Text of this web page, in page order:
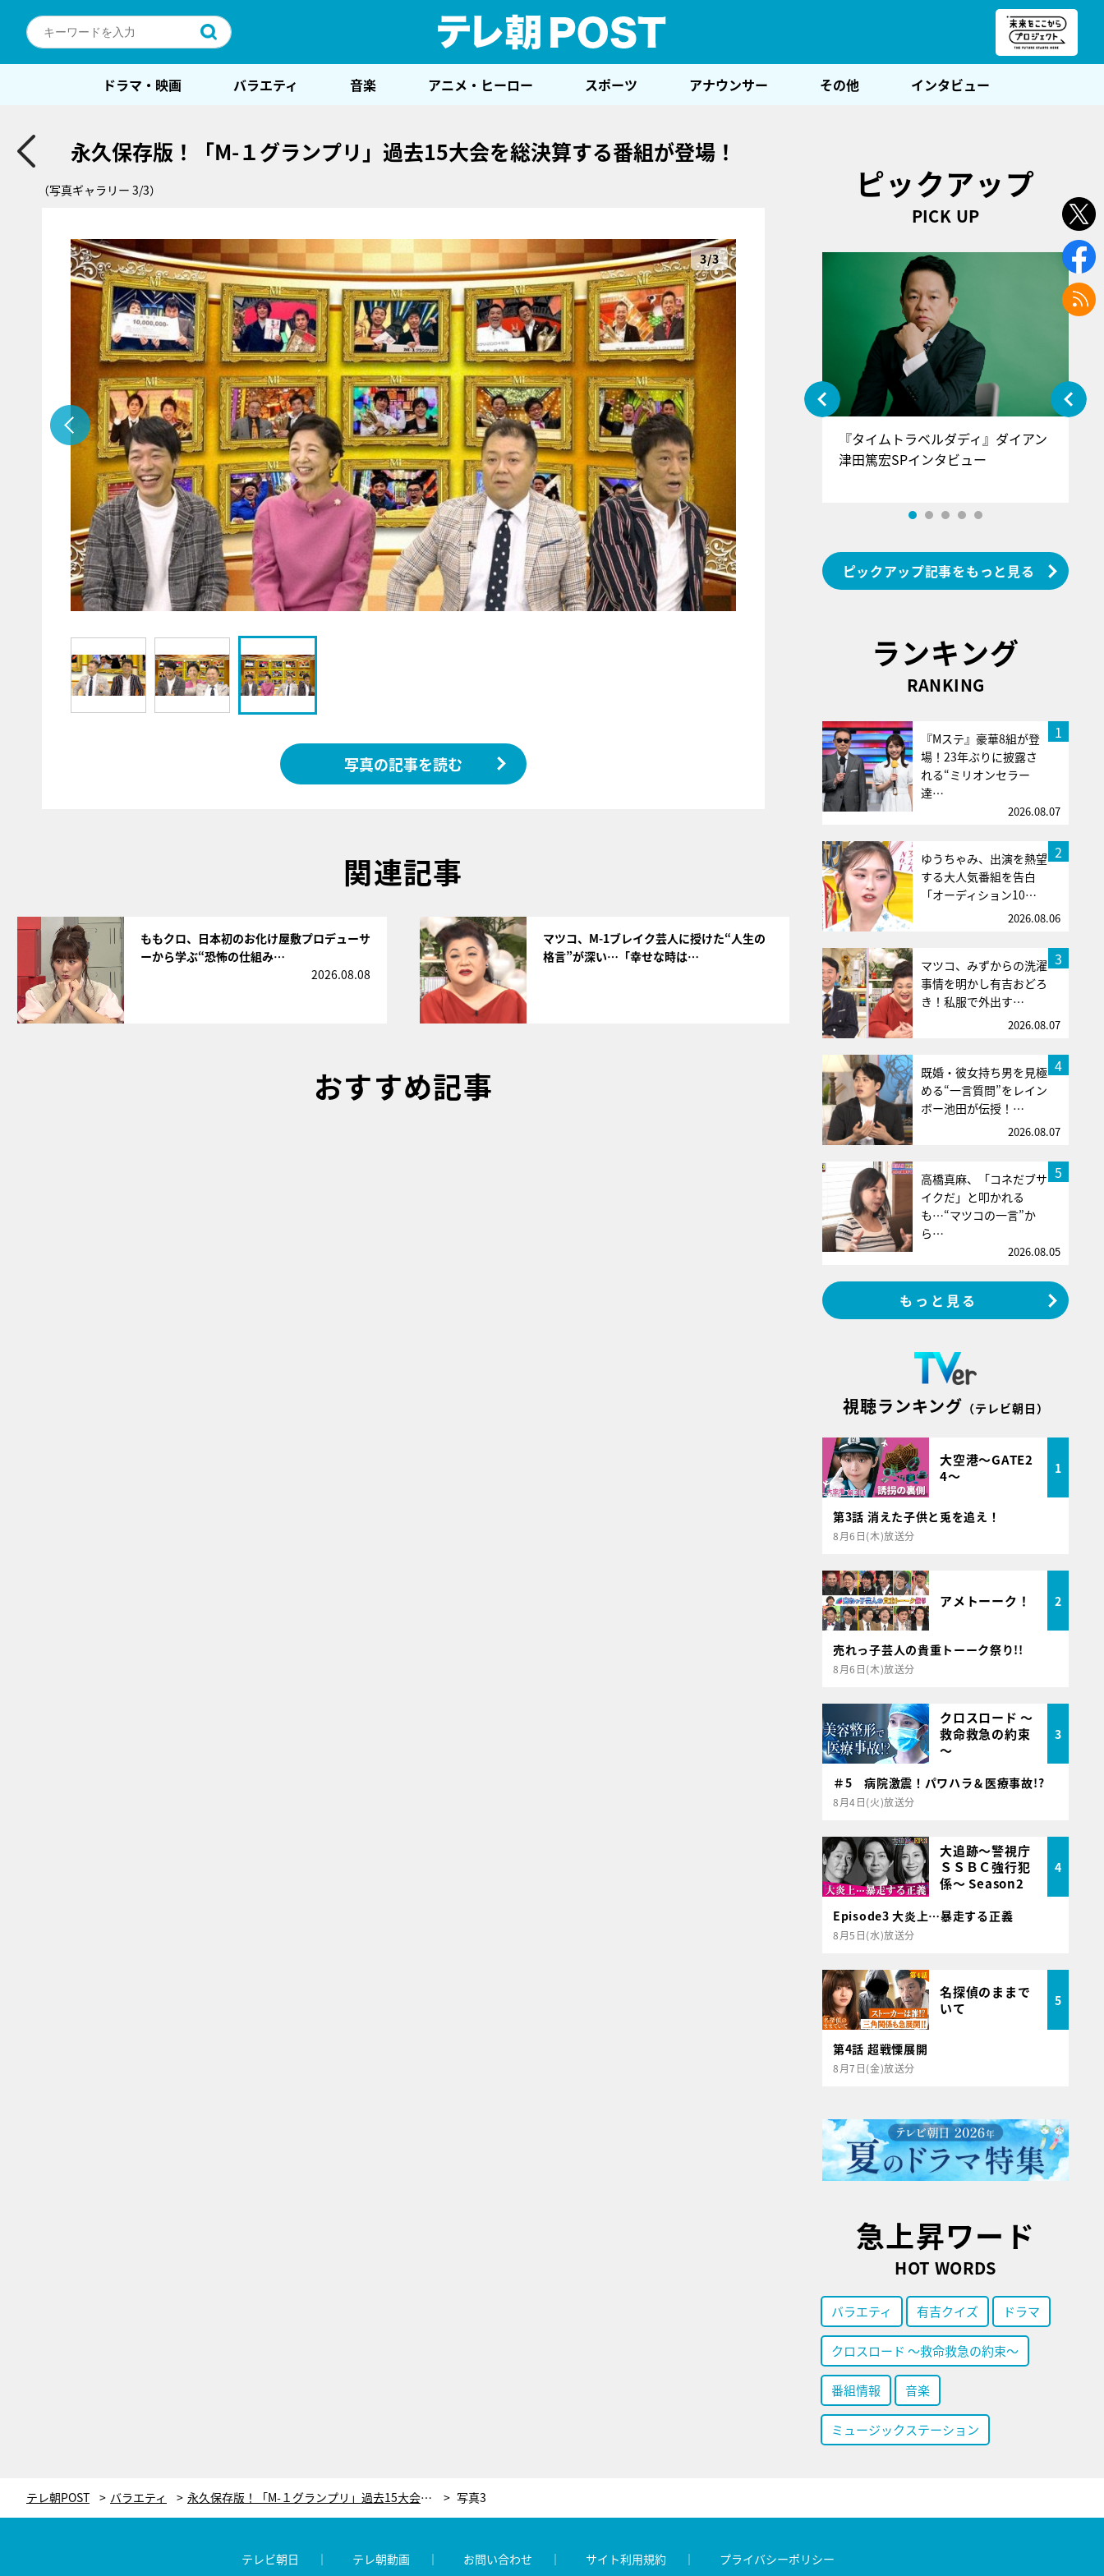
ドラマ・映画 バラエティ 音楽 アニメ・ヒーロー スポーツ アナウンサー その他 インタビュー
永久保存版！「M-１グランプリ」過去15大会を総決算する番組が登場！
（写真ギャラリー 3/3）
3/3
写真の記事を読む
関連記事
ももクロ、日本初のお化け屋敷プロデューサ
ーから学ぶ“恐怖の仕組み…
2026.08.08
マツコ、M-1ブレイク芸人に授けた“人生の
格言”が深い…「幸せな時は…
おすすめ記事
ピックアップ
PICK UP
『アイ＝ラブ！げーみんぐ』＝LOV
E齋藤樹愛羅＆佐々木舞香SPインタ
ビュー
『タイムトラベルダディ』ダイアン
津田篤宏SPインタビュー
ピックアップ記事をもっと見る
ランキング
RANKING
1
『Mステ』豪華8組が登
場！23年ぶりに披露さ
れる“ミリオンセラー
達…
2026.08.07
2
ゆうちゃみ、出演を熱望
する大人気番組を告白
「オーディション10…
2026.08.06
3
マツコ、みずからの洗濯
事情を明かし有吉おどろ
き！私服で外出す…
2026.08.07
4
既婚・彼女持ち男を見極
める“一言質問”をレイン
ボー池田が伝授！…
2026.08.07
5
高橋真麻、「コネだブサ
イクだ」と叩かれる
も…“マツコの一言”か
ら…
2026.08.05
もっと見る
視聴ランキング （テレビ朝日）
大空港～GATE2
4～
1
第3話 消えた子供と兎を追え！
8月6日(木)放送分
アメトーーク！ 2
売れっ子芸人の貴重トーーク祭り!!
8月6日(木)放送分
クロスロード ～
救命救急の約束
～
3
＃5 病院激震！パワハラ＆医療事故!?
8月4日(火)放送分
大追跡～警視庁
ＳＳＢＣ強行犯
係～ Season2
4
Episode3 大炎上…暴走する正義
8月5日(水)放送分
名探偵のままで
いて
5
第4話 超戦慄展開
8月7日(金)放送分
急上昇ワード
HOT WORDS
バラエティ 有吉クイズ ドラマ
クロスロード ～救命救急の約束～
番組情報 音楽
ミュージックステーション
テレ朝POST バラエティ 永久保存版！「M-１グランプリ」過去15大会を総決算する番組が登場！ 写真3
テレビ朝日 テレ朝動画 お問い合わせ サイト利用規約 プライバシーポリシー